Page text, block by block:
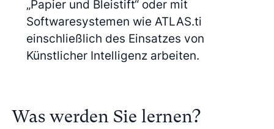
„Papier und Bleistift“ oder mit
Softwaresystemen wie ATLAS.ti
einschließlich des Einsatzes von
Künstlicher Intelligenz arbeiten.
Was werden Sie lernen?